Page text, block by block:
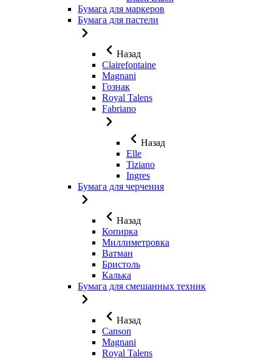
Бумага для маркеров
Бумага для пастели
Назад
Clairefontaine
Magnani
Гознак
Royal Talens
Fabriano
Назад
Elle
Tiziano
Ingres
Бумага для черчения
Назад
Копирка
Миллиметровка
Ватман
Бристоль
Калька
Бумага для смешанных техник
Назад
Canson
Magnani
Royal Talens